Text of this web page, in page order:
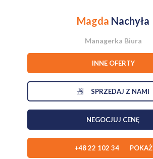
Magda Nachyła
Managerka Biura
INNE OFERTY
SPRZEDAJ Z NAMI
NEGOCJUJ CENĘ
+48 22 102 34 POKAŻ